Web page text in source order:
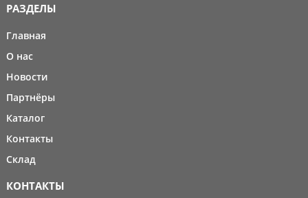
РАЗДЕЛЫ
Главная
О нас
Новости
Партнёры
Каталог
Контакты
Склад
КОНТАКТЫ